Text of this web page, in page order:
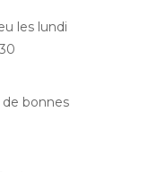
les lundi
bonnes